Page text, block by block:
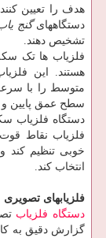
هدف را تعیین
دستگاههایگنج
تشخیص دهند.
فلزیاب ها تک
هستند. این
متوسط را با
سطح عمق پایین و
دستگاه فلزیاب‌
فلزیاب نقاط
خوبی تنظیم کند
انتخاب کند.
فلزیابهای تصویری
دستگاه فلزیاب
گزارش دقیق به